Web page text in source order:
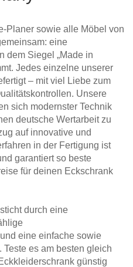
Planer sowie alle Möbel von
eine
dem Siegel „Made in
Jedes einzelne unserer
– mit viel Liebe zum
Unsere
sich modernster Technik
deutsche Wertarbeit zu
auf innovative und
in der Fertigung ist
garantiert so beste
für deinen Eckschrank
durch eine
eine einfache sowie
es am besten gleich
günstig